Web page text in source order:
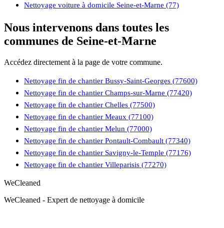
Nettoyage voiture à domicile Seine-et-Marne (77)
Nous intervenons dans toutes les
communes de Seine-et-Marne
Accédez directement à la page de votre commune.
Nettoyage fin de chantier Bussy-Saint-Georges (77600)
Nettoyage fin de chantier Champs-sur-Marne (77420)
Nettoyage fin de chantier Chelles (77500)
Nettoyage fin de chantier Meaux (77100)
Nettoyage fin de chantier Melun (77000)
Nettoyage fin de chantier Pontault-Combault (77340)
Nettoyage fin de chantier Savigny-le-Temple (77176)
Nettoyage fin de chantier Villeparisis (77270)
WeCleaned
WeCleaned - Expert de nettoyage à domicile